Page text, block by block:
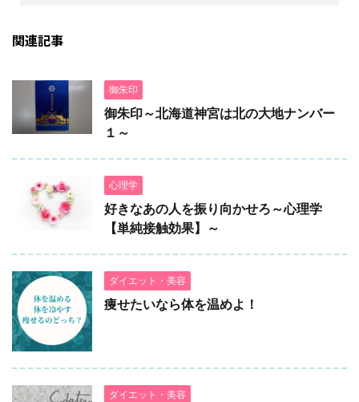
関連記事
御朱印
御朱印～北海道神宮は北の大地ナンバー
１～
心理学
好きなあの人を振り向かせろ～心理学
【単純接触効果】～
ダイエット・美容
痩せたいなら体を温めよ！
ダイエット・美容